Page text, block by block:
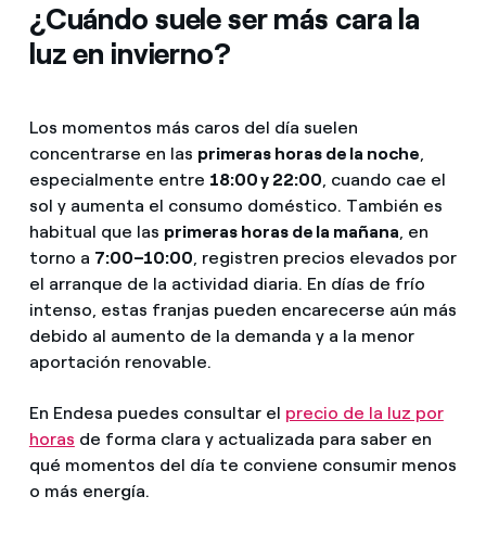
¿Cuándo suele ser más cara la
luz en invierno?
Los momentos más caros del día suelen
concentrarse en las primeras horas de la noche,
especialmente entre 18:00 y 22:00, cuando cae el
sol y aumenta el consumo doméstico. También es
habitual que las primeras horas de la mañana, en
torno a 7:00–10:00, registren precios elevados por
el arranque de la actividad diaria. En días de frío
intenso, estas franjas pueden encarecerse aún más
debido al aumento de la demanda y a la menor
aportación renovable.
En Endesa puedes consultar el precio de la luz por
horas de forma clara y actualizada para saber en
qué momentos del día te conviene consumir menos
o más energía.